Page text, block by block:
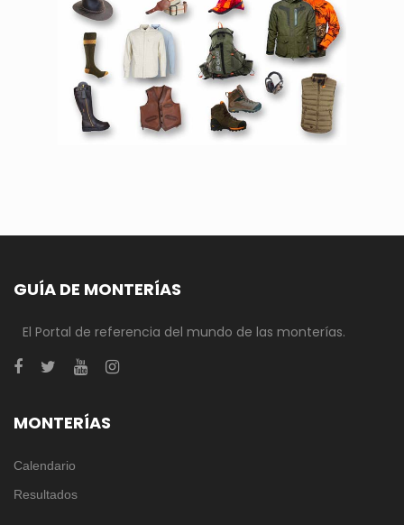
GUÍA DE MONTERÍAS
El Portal de referencia del mundo de las monterías.
MONTERÍAS
Calendario
Resultados